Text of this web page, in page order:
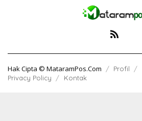
Hak Cipta © MataramPos.Com Profil
Privacy Policy
Kontak